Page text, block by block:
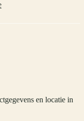
en locatie in